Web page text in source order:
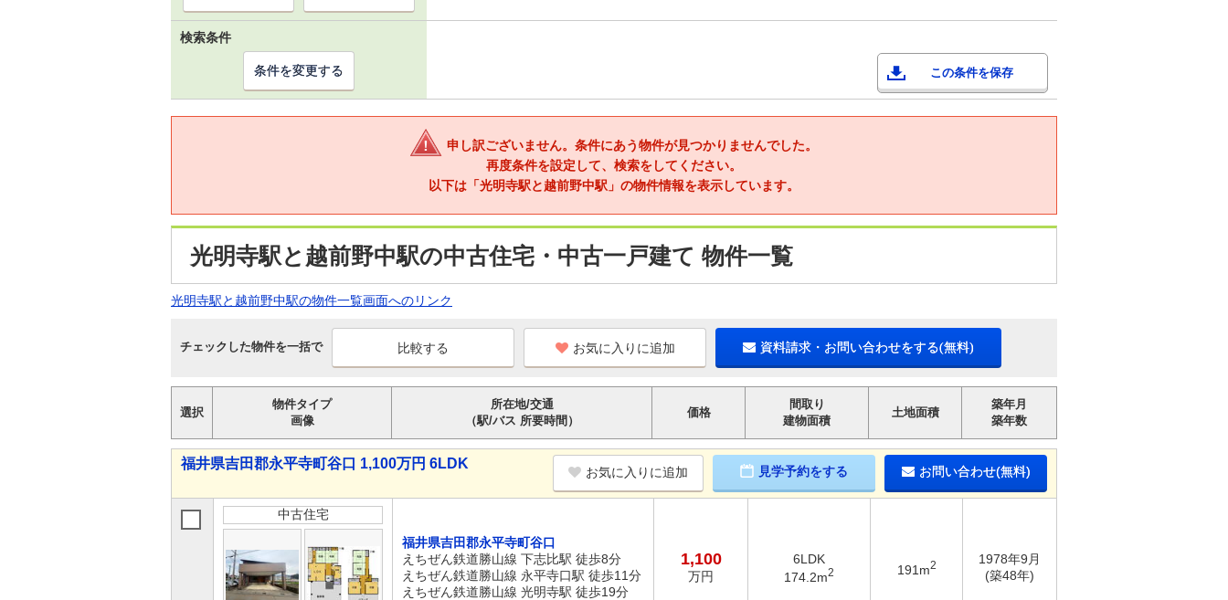
検索条件
この条件を保存
条件を変更する
申し訳ございません。条件にあう物件が見つかりませんでした。
再度条件を設定して、検索をしてください。
以下は「光明寺駅と越前野中駅」の物件情報を表示しています。
光明寺駅と越前野中駅の中古住宅・中古一戸建て 物件一覧
光明寺駅と越前野中駅の物件一覧画面へのリンク
チェックした物件を一括で お気に入りに追加 資料請求・お問い合わせをする(無料)
選択
物件タイプ
画像
所在地/交通
（駅/バス 所要時間）
価格
間取り
建物面積
土地面積
築年月
築年数
福井県吉田郡永平寺町谷口 1,100万円 6LDK
お気に入りに追加 見学予約をする お問い合わせ(無料)
中古住宅
福井県吉田郡永平寺町谷口
えちぜん鉄道勝山線 下志比駅 徒歩8分
えちぜん鉄道勝山線 永平寺口駅 徒歩11分
えちぜん鉄道勝山線 光明寺駅 徒歩19分
1,100
万円
6LDK
174.2m2 191m2
1978年9月
(築48年)